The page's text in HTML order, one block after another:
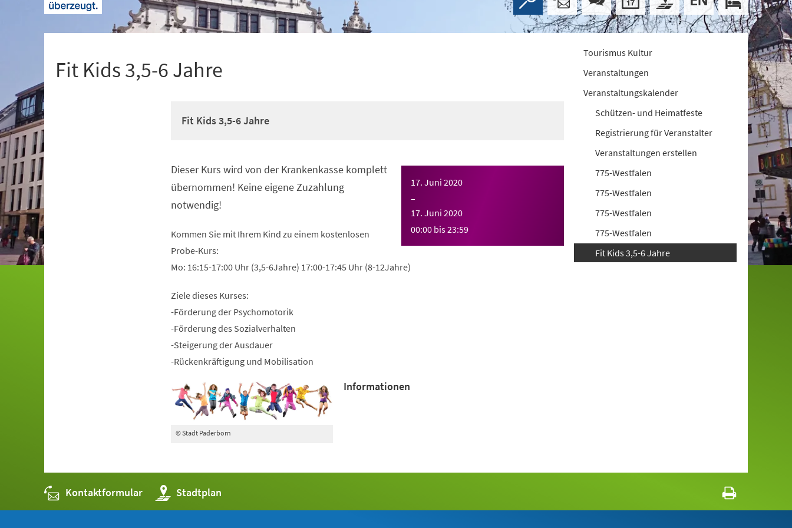
Fit Kids 3,5-6 Jahre
Fit Kids 3,5-6 Jahre
17. Juni 2020
–
17. Juni 2020
00:00 bis23:59
Dieser Kurs wird von der Krankenkasse komplett
übernommen! Keine eigene Zuzahlung
notwendig!
Kommen Sie mit Ihrem Kind zu einem kostenlosen
Probe-Kurs:
Mo: 16:15-17:00 Uhr (3,5-6Jahre) 17:00-17:45 Uhr (8-12Jahre)
Ziele dieses Kurses:
-Förderung der Psychomotorik
-Förderung des Sozialverhalten
-Steigerung der Ausdauer
-Rückenkräftigung und Mobilisation
© Stadt Paderborn
Informationen
Tourismus Kultur
Veranstaltungen
Veranstaltungskalender
Schützen- und Heimatfeste
Registrierung für Veranstalter
Veranstaltungen erstellen
775-Westfalen
775-Westfalen
775-Westfalen
775-Westfalen
Fit Kids 3,5-6 Jahre
Kontaktformular Stadtplan
(Öffnet
in
einem